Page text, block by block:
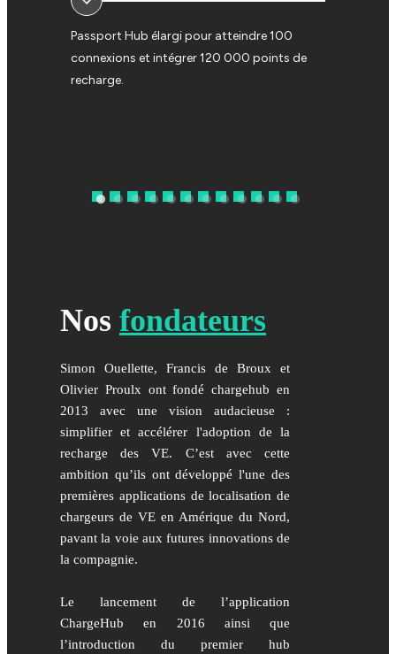
Passport Hub élargi pour atteindre 100
connexions et intégrer 120 000 points de
recharge.
Nos fondateurs
Simon Ouellette, Francis de Broux et
Olivier Proulx ont fondé chargehub en
2013 avec une vision audacieuse :
simplifier et accélérer l'adoption de la
recharge des VE. C’est avec cette
ambition qu’ils ont développé l'une des
premières applications de localisation de
chargeurs de VE en Amérique du Nord,
pavant la voie aux futures innovations de
la compagnie.
Le lancement de l’application
ChargeHub en 2016 ainsi que
l’introduction du premier hub